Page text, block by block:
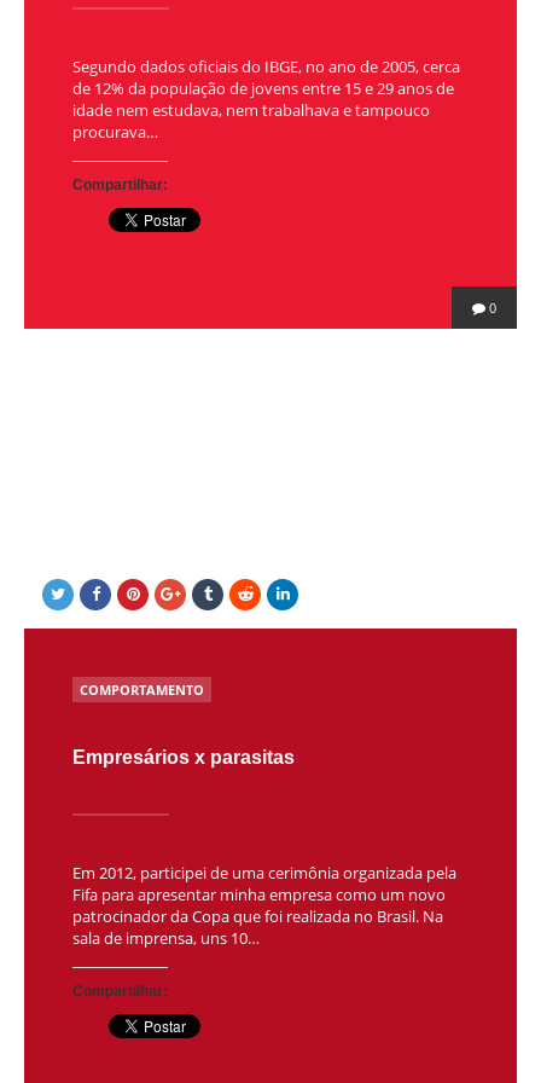
Segundo dados oficiais do IBGE, no ano de 2005, cerca
de 12% da população de jovens entre 15 e 29 anos de
idade nem estudava, nem trabalhava e tampouco
procurava…
Compartilhar:
0
POSTED
IN
COMPORTAMENTO
Empresários x parasitas
Em 2012, participei de uma cerimônia organizada pela
Fifa para apresentar minha empresa como um novo
patrocinador da Copa que foi realizada no Brasil. Na
sala de imprensa, uns 10…
Compartilhar: